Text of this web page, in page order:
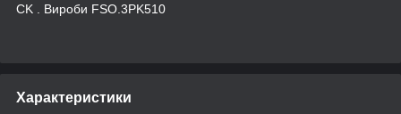
CK . Вироби FSO.3PK510
Характеристики